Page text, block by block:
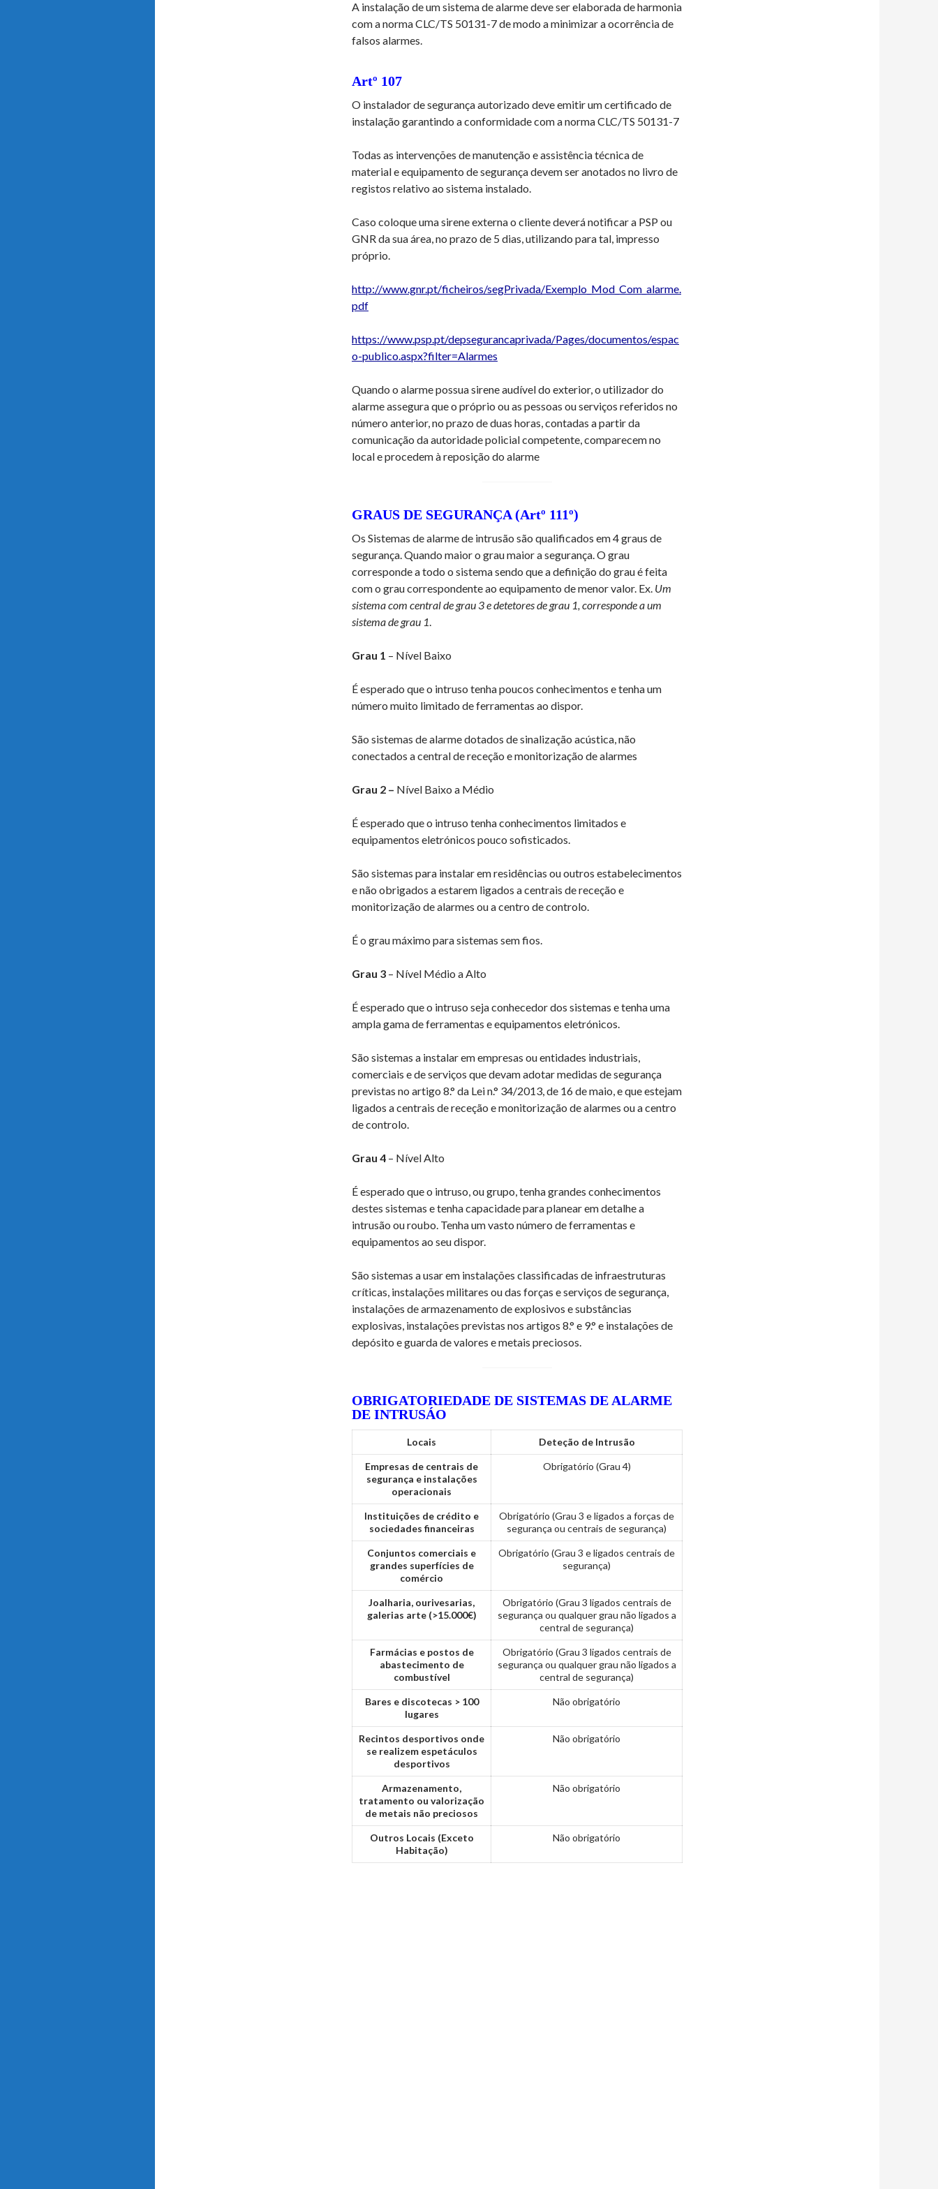
A instalação de um sistema de alarme deve ser elaborada de harmonia
com a norma CLC/TS 50131-7 de modo a minimizar a ocorrência de
falsos alarmes.
Artº 107
O instalador de segurança autorizado deve emitir um certificado de
instalação garantindo a conformidade com a norma CLC/TS 50131-7
Todas as intervenções de manutenção e assistência técnica de
material e equipamento de segurança devem ser anotados no livro de
registos relativo ao sistema instalado.
Caso coloque uma sirene externa o cliente deverá notificar a PSP ou
GNR da sua área, no prazo de 5 dias, utilizando para tal, impresso
próprio.
http://www.gnr.pt/ficheiros/segPrivada/Exemplo_Mod_Com_alarme.
pdf
https://www.psp.pt/depsegurancaprivada/Pages/documentos/espac
o-publico.aspx?filter=Alarmes
Quando o alarme possua sirene audível do exterior, o utilizador do
alarme assegura que o próprio ou as pessoas ou serviços referidos no
número anterior, no prazo de duas horas, contadas a partir da
comunicação da autoridade policial competente, comparecem no
local e procedem à reposição do alarme
GRAUS DE SEGURANÇA(Artº 111º)
Os Sistemas de alarme de intrusão são qualificados em 4 graus de
segurança. Quando maior o grau maior a segurança. O grau
corresponde a todo o sistema sendo que a definição do grau é feita
com o grau correspondente ao equipamento de menor valor. Ex. Um
sistema com central de grau 3 e detetores de grau 1, corresponde a um
sistema de grau 1.
Grau 1 – Nível Baixo
É esperado que o intruso tenha poucos conhecimentos e tenha um
número muito limitado de ferramentas ao dispor.
São sistemas de alarme dotados de sinalização acústica, não
conectados a central de receção e monitorização de alarmes
Grau 2 – Nível Baixo a Médio
É esperado que o intruso tenha conhecimentos limitados e
equipamentos eletrónicos pouco sofisticados.
São sistemas para instalar em residências ou outros estabelecimentos
e não obrigados a estarem ligados a centrais de receção e
monitorização de alarmes ou a centro de controlo.
É o grau máximo para sistemas sem fios.
Grau 3 – Nível Médio a Alto
É esperado que o intruso seja conhecedor dos sistemas e tenha uma
ampla gama de ferramentas e equipamentos eletrónicos.
São sistemas a instalar em empresas ou entidades industriais,
comerciais e de serviços que devam adotar medidas de segurança
previstas no artigo 8.° da Lei n.° 34/2013, de 16 de maio, e que estejam
ligados a centrais de receção e monitorização de alarmes ou a centro
de controlo.
Grau 4 – Nível Alto
É esperado que o intruso, ou grupo, tenha grandes conhecimentos
destes sistemas e tenha capacidade para planear em detalhe a
intrusão ou roubo. Tenha um vasto número de ferramentas e
equipamentos ao seu dispor.
São sistemas a usar em instalações classificadas de infraestruturas
críticas, instalações militares ou das forças e serviços de segurança,
instalações de armazenamento de explosivos e substâncias
explosivas, instalações previstas nos artigos 8.° e 9.° e instalações de
depósito e guarda de valores e metais preciosos.
OBRIGATORIEDADE DE SISTEMAS DE ALARME
DE INTRUSÁO
Locais Deteção de Intrusão
Empresas de centrais de
segurança e instalações
operacionais
Obrigatório (Grau 4)
Instituições de crédito e
sociedades financeiras
Obrigatório (Grau 3 e ligados a forças de
segurança ou centrais de segurança)
Conjuntos comerciais e
grandes superfícies de
comércio
Obrigatório (Grau 3 e ligados centrais de
segurança)
Joalharia, ourivesarias,
galerias arte (>15.000€)
Obrigatório (Grau 3 ligados centrais de
segurança ou qualquer grau não ligados a
central de segurança)
Farmácias e postos de
abastecimento de
combustível
Obrigatório (Grau 3 ligados centrais de
segurança ou qualquer grau não ligados a
central de segurança)
Bares e discotecas > 100
lugares
Não obrigatório
Recintos desportivos onde
se realizem espetáculos
desportivos
Não obrigatório
Armazenamento,
tratamento ou valorização
de metais não preciosos
Não obrigatório
Outros Locais (Exceto
Habitação)
Não obrigatório